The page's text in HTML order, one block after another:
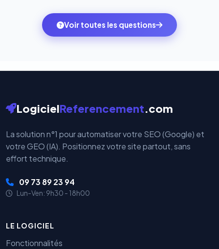
ambitions du moment — sans perdre vos données ni
votre historique.
monde. Vos données bancaires ne transitent jamais
par nos serveurs — elles sont gérées directement et
Voir toutes les questions
LogicielReferencement.com
La solution n°1 pour automatiser votre SEO (Google) et
votre GEO (IA). Positionnez votre site partout, sans
effort technique.
09 73 89 23 94
Lun-Ven: 9h30 - 18h00
LE LOGICIEL
Fonctionnalités